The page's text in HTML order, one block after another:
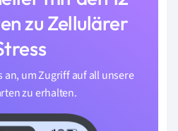
zu Zellulärer
an, um Zugriff auf all unsere
zu erhalten.